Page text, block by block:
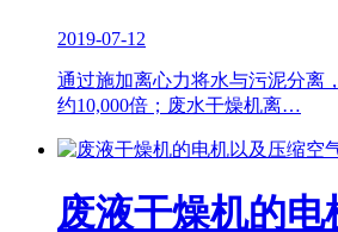
2019-07-12
通过施加离心力将水与污泥分离
约10,000倍；废水干燥机离…
废液干燥机的